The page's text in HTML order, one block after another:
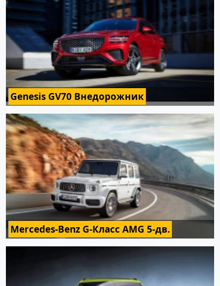
Genesis GV70 Внедорожник
Mercedes-Benz G-Класс AMG 5-дв.